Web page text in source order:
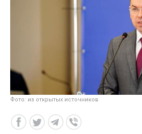
Фото: из открытых источников